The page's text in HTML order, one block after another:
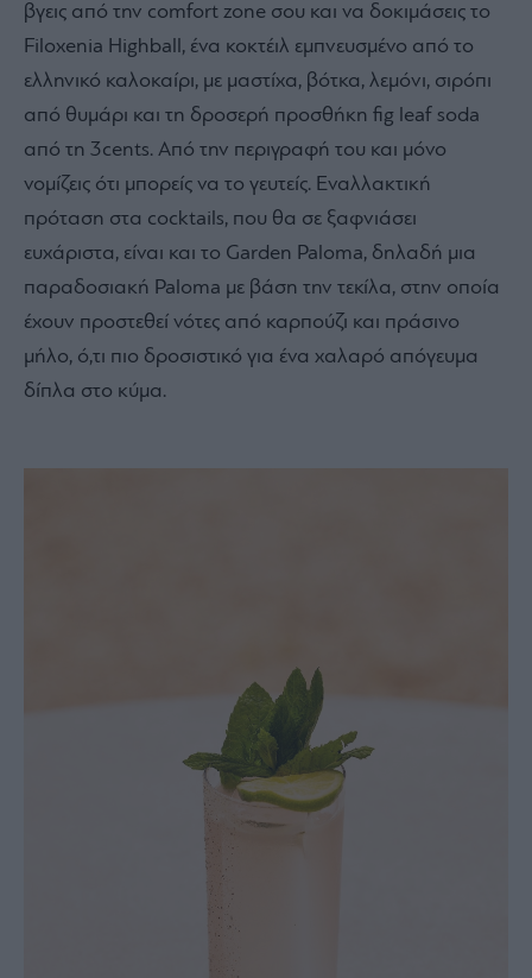
βγεις από την comfort zone σου και να δοκιμάσεις το
Filoxenia Highball, ένα κοκτέιλ εμπνευσμένο από το
ελληνικό καλοκαίρι, με μαστίχα, βότκα, λεμόνι, σιρόπι
από θυμάρι και τη δροσερή προσθήκη fig leaf soda
από τη 3cents. Από την περιγραφή του και μόνο
νομίζεις ότι μπορείς να το γευτείς. Εναλλακτική
πρόταση στα cocktails, που θα σε ξαφνιάσει
ευχάριστα, είναι και το Garden Paloma, δηλαδή μια
παραδοσιακή Paloma με βάση την τεκίλα, στην οποία
έχουν προστεθεί νότες από καρπούζι και πράσινο
μήλο, ό,τι πιο δροσιστικό για ένα χαλαρό απόγευμα
δίπλα στο κύμα.